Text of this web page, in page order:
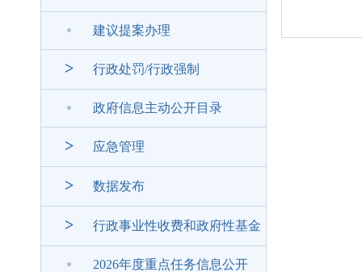
建议提案办理
> 行政处罚/行政强制
政府信息主动公开目录
> 应急管理
> 数据发布
> 行政事业性收费和政府性基金
2026年度重点任务信息公开